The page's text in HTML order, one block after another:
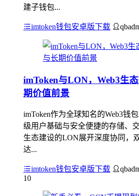
建子钱包...
imtoken钱包安卓版下载
imToken与LON，Web3生
期价值前景
imToken作为全球知名的Web3钱
级用户基础与安全便捷的存储、
生态建设的LON展开深度协同，
达...
imtoken钱包安卓版下载
10